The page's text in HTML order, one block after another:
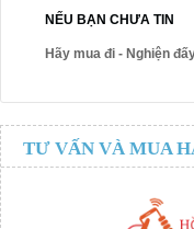
NẾU BẠN CHƯA TIN
Hãy mua đi - Nghiện
TƯ VẤN VÀ MUA